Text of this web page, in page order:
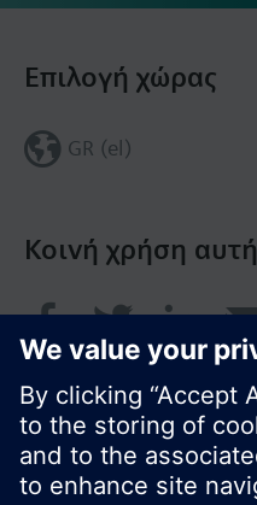
Κοινή χρήση
Επιλογή χώρας
GR (el)